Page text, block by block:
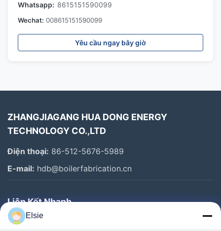
Whatsapp: 8615151590099
Wechat: 008615151590099
Yêu cầu ngay bây giờ
ZHANGJIAGANG HUA DONG ENERGY
TECHNOLOGY CO.,LTD
Điện thoại: 86-512-5676-5989
E-mail: hdb@boilerfabrication.cn
Liên Kết Nhanh
Trang Chủ
Elsie